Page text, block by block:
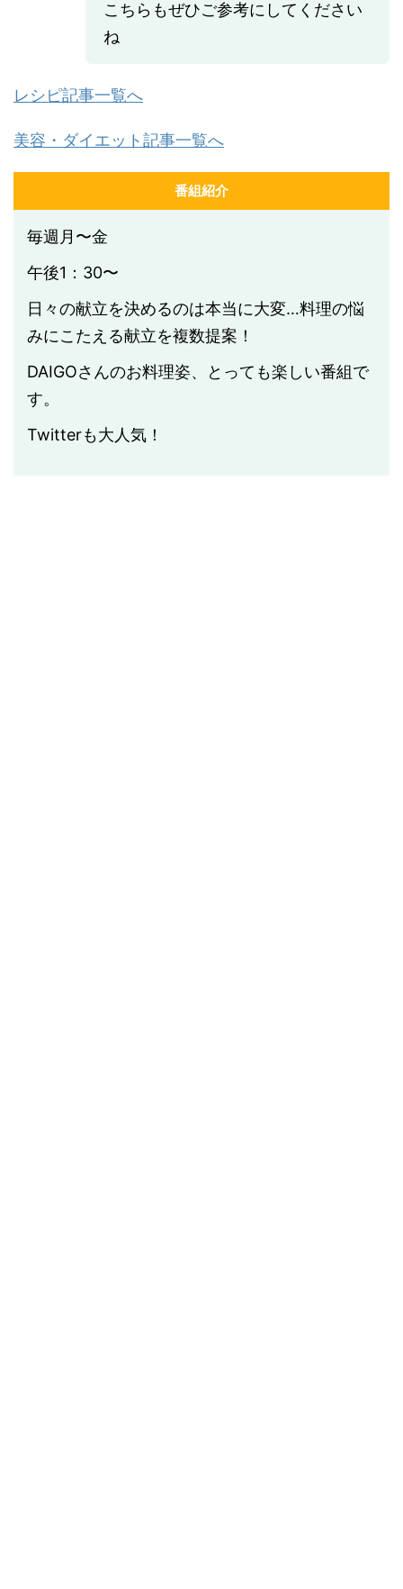
こちらもぜひご参考にしてください
ね
レシピ記事一覧へ
美容・ダイエット記事一覧へ
番組紹介
毎週月〜金
午後1：30〜
日々の献立を決めるのは本当に大変…料理の悩
みにこたえる献立を複数提案！
DAIGOさんのお料理姿、とっても楽しい番組で
す。
Twitterも大人気！